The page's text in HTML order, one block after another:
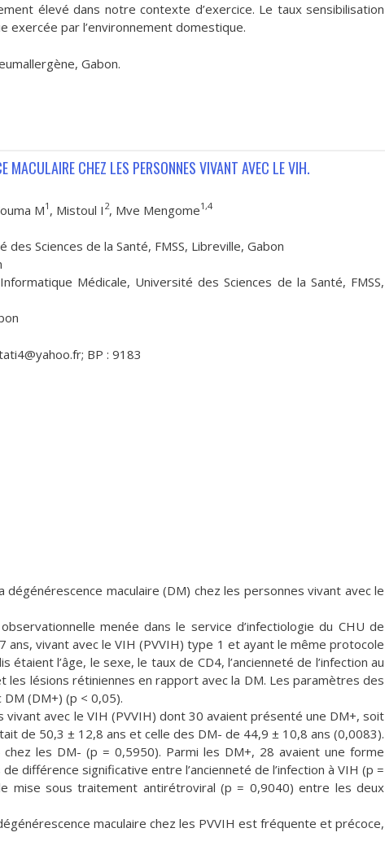
élevé dans notre contexte d’exercice. Le taux sensibilisation
exercée par l’environnement domestique.
Gabon.
MACULAIRE CHEZ LES PERSONNES VIVANT AVEC LE VIH.
M1 , Mistoul I 2, Mve Mengome1,4
Sciences de la Santé, FMSS, Libreville, Gabon
Médicale, Université des Sciences de la Santé, FMSS,
BP : 9183
maculaire (DM) chez les personnes vivant avec le
menée dans le service d’infectiologie du CHU de
ans, vivant avec le VIH (PVVIH) type 1 et ayant le même protocole
l’âge, le sexe, le taux de CD4, l’ancienneté de l’infection au
lésions rétiniennes en rapport avec la DM. Les paramètres des
(DM+) (p < 0,05).
vivant avec le VIH (PVVIH) dont 30 avaient présenté une DM+, soit
de 50,3 ± 12,8 ans et celle des DM- de 44,9 ± 10,8 ans (0,0083).
les DM- (p = 0,5950). Parmi les DM+, 28 avaient une forme
différence significative entre l’ancienneté de l’infection à VIH (p =
mise sous traitement antirétroviral (p = 0,9040) entre les deux
maculaire chez les PVVIH est fréquente et précoce,